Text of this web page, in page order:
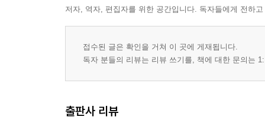
저자, 역자, 편집자를 위한 공간입니다. 독자들에게 전하
접수된 글은 확인을 거쳐 이 곳에 게재됩니다.
독자 분들의 리뷰는 리뷰 쓰기를, 책에 대한 문의는
출판사 리뷰